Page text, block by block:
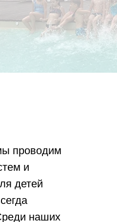
проводим
и
детей
наших